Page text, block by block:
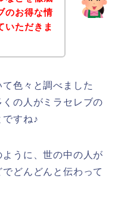
のお得な情
いただきま
色々と調べました
の人がミラセレブの
すね♪
うに、世の中の人が
どんどんと伝わって